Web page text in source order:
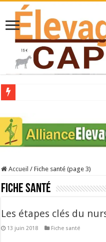
Stress thermique : quelles solutions
40 ans du Space : une présentation
La collecte de lait de chèvre confirme
Accueil / Fiche santé (page 3)
Fiche santé
Les étapes clés du
13 juin 2018 Fiche santé